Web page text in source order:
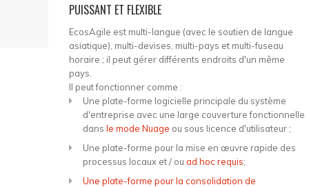
PUISSANT ET FLEXIBLE
EcosAgile est multi-langue (avec le soutien de langue
asiatique), multi-devises, multi-pays et multi-fuseau
horaire ; il peut gérer différents endroits d'un même
pays.
Il peut fonctionner comme :
Une plate-forme logicielle principale du système
d'entreprise avec une large couverture fonctionnelle
dans le mode Nuage ou sous licence d'utilisateur ;
Une plate-forme pour la mise en œuvre rapide des
processus locaux et / ou ad hoc requis;
Une plate-forme pour la consolidation de